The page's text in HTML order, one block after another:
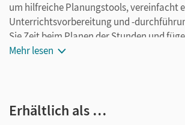
um hilfreiche Planungstools, vereinfacht
Unterrichtsvorbereitung und -
Sie Zeit beim Planen der Stunden und
Materialien ganz leicht hinzu. Speichern
Coursebook als E-Book mit
Mehr lesen
Erhältlich als …